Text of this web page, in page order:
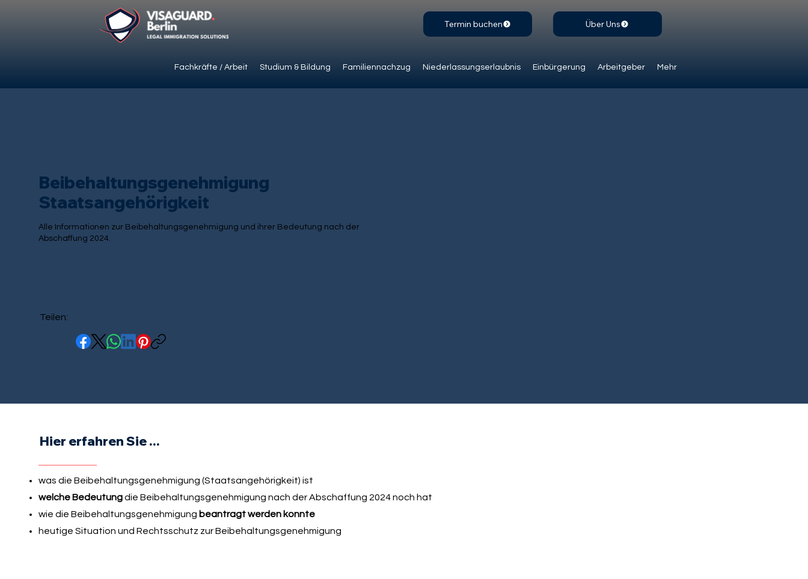
Fachkräfte / Arbeit Studium & Bildung Familiennachzug Niederlassungserlaubnis Einbürgerung Arbeitgeber Mehr
Termin buchen Über Uns
Beibehaltungsgenehmigung
Staatsangehörigkeit
Alle Informationen zur Beibehaltungsgenehmigung und ihrer Bedeutung nach der
Abschaffung 2024.
Teilen:
Hier erfahren Sie ...
was die Beibehaltungsgenehmigung (Staatsangehörigkeit) ist
welche Bedeutungdie Beibehaltungsgenehmigung nach der Abschaffung 2024 noch hat
wie die Beibehaltungsgenehmigung beantragt werden konnte
heutige Situation und Rechtsschutz zur Beibehaltungsgenehmigung